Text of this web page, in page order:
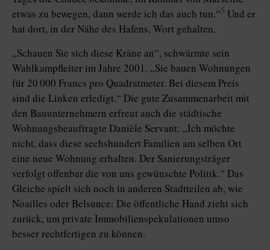
etwas zu bewegen, dann werde ich das auch tun.“5 Und er
hat dort, in der Nähe des Hafens, Wort gehalten.
„Schauen Sie sich diese Kräne an“, schwärmte sein
Wahlkampfleiter im Jahre 2001. „Sie bauen Wohnungen
für 20 000 Francs pro Quadratmeter. Bei diesem Preis
sind die Linken erledigt.“ Die gute Zusammenarbeit mit
den Bauunternehmern erfreut auch die städtische
Wohnungsbeauftragte Danièle Servant: „Ich möchte
nicht, dass diese sechshundert Familien am selben Ort
eine neue Wohnung erhalten. Der Sanierungsträger
verfolgt offenbar die von uns gewünschte Politik.“ Das
Gleiche spielt sich noch in anderen Stadtteilen ab, wie
Noailles oder Belsunce: Die öffentliche Hand zieht sich
zurück, um private Immobilienspekulationen umso
besser rechtfertigen zu können.